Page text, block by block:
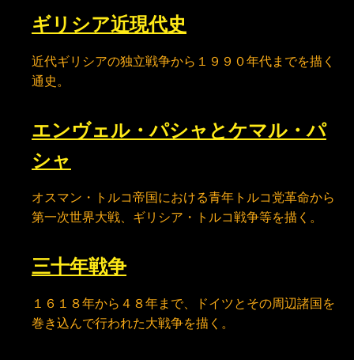
ギリシア近現代史
近代ギリシアの独立戦争から１９９０年代までを描く
通史。
エンヴェル・パシャとケマル・パ
シャ
オスマン・トルコ帝国における青年トルコ党革命から
第一次世界大戦、ギリシア・トルコ戦争等を描く。
三十年戦争
１６１８年から４８年まで、ドイツとその周辺諸国を
巻き込んで行われた大戦争を描く。